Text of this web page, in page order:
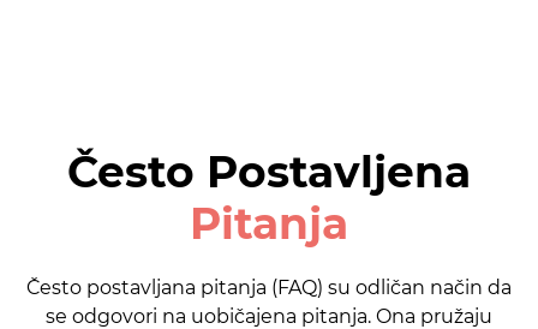
Često Postavljena
Pitanja
Često postavljana pitanja (FAQ) su odličan način da
se odgovori na uobičajena pitanja. Ona pružaju